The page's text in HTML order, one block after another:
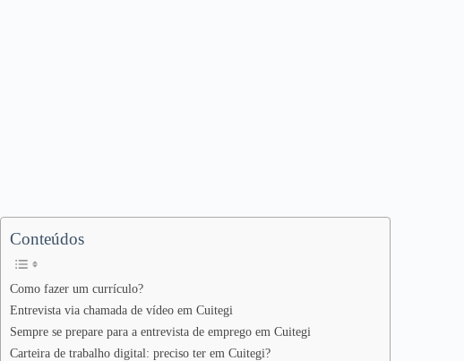
Conteúdos
Como fazer um currículo?
Entrevista via chamada de vídeo em Cuitegi
Sempre se prepare para a entrevista de emprego em Cuitegi
Carteira de trabalho digital: preciso ter em Cuitegi?